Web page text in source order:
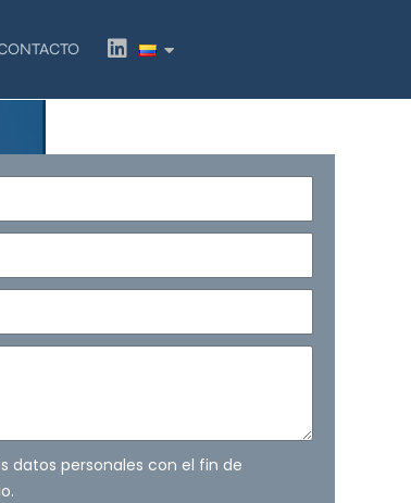
L
i
k
datos personales con el fin de